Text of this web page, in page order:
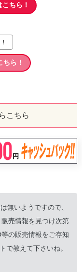
ちら！
ちら！
こちら
無いようですので、
売情報を見つけ次第
の販売情報をご存知
で教えて下さいね。